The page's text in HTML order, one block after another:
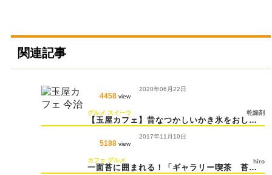
関連記事
4458 view
2020年06月22日
【玉屋カフェ】昔なつかしいかき氷をおしゃ
グルメ スイーツ 乾燥剤
5188 view
2017年11月10日
一面苔に囲まれる！「ギャラリー喫茶 苔
カフェ グルメ hiro